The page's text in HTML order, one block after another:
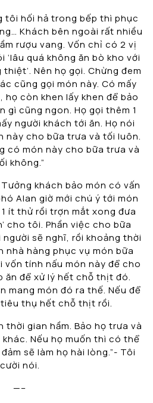
tôi hối hả trong bếp thì phục
Khách bên ngoài rất nhiều
rượu vang. Vốn chỉ có 2 vị
quá không ăn bò kho với
Nên họ gọi. Chừng đem
cũng gọi món này. Có mấy
họ còn khen lấy khen để bảo
gì cũng ngon. Họ gọi thêm 1
người khách tới ăn. Họ nói
này cho bữa trưa và tối luôn.
có món này cho bữa trưa và
không.”
khách bảo món có vấn
Alan giờ mới chú ý tới món
ít thử rồi trợn mắt xong đưa
cho tôi. Phần việc cho bữa
người sẽ nghĩ, rồi khoảng thời
nhà hàng phục vụ món bữa
vốn tính nấu món này để cho
ăn để xử lý hết chỗ thịt đó.
mang món đó ra thế. Nếu để
thụ hết chỗ thịt rồi.
thời gian hầm. Bảo họ trưa và
Nếu họ muốn thì có thể
sẽ làm họ hài lòng.”- Tôi
cười nói.
—–